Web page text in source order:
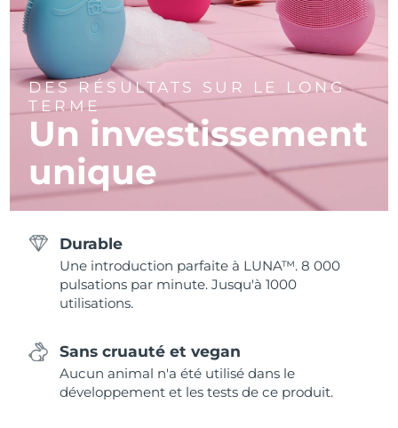
DES RÉSULTATS SUR LE LONG
TERME
Un investissement
unique
Durable
Une introduction parfaite à LUNA™. 8 000
pulsations par minute. Jusqu'à 1000
utilisations.
Sans cruauté et vegan
Aucun animal n'a été utilisé dans le
développement et les tests de ce produit.